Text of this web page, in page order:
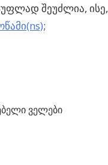
შეუძლია, ისე,
;
ველები